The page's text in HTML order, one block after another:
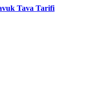
Tava Tarifi